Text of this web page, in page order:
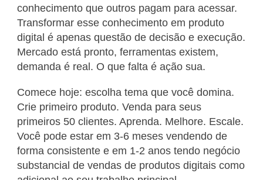
conhecimento que outros pagam para acessar.
Transformar esse conhecimento em produto
digital é apenas questão de decisão e execução.
Mercado está pronto, ferramentas existem,
demanda é real. O que falta é ação sua.
Comece hoje: escolha tema que você domina.
Crie primeiro produto. Venda para seus
primeiros 50 clientes. Aprenda. Melhore. Escale.
Você pode estar em 3-6 meses vendendo de
forma consistente e em 1-2 anos tendo negócio
substancial de vendas de produtos digitais como